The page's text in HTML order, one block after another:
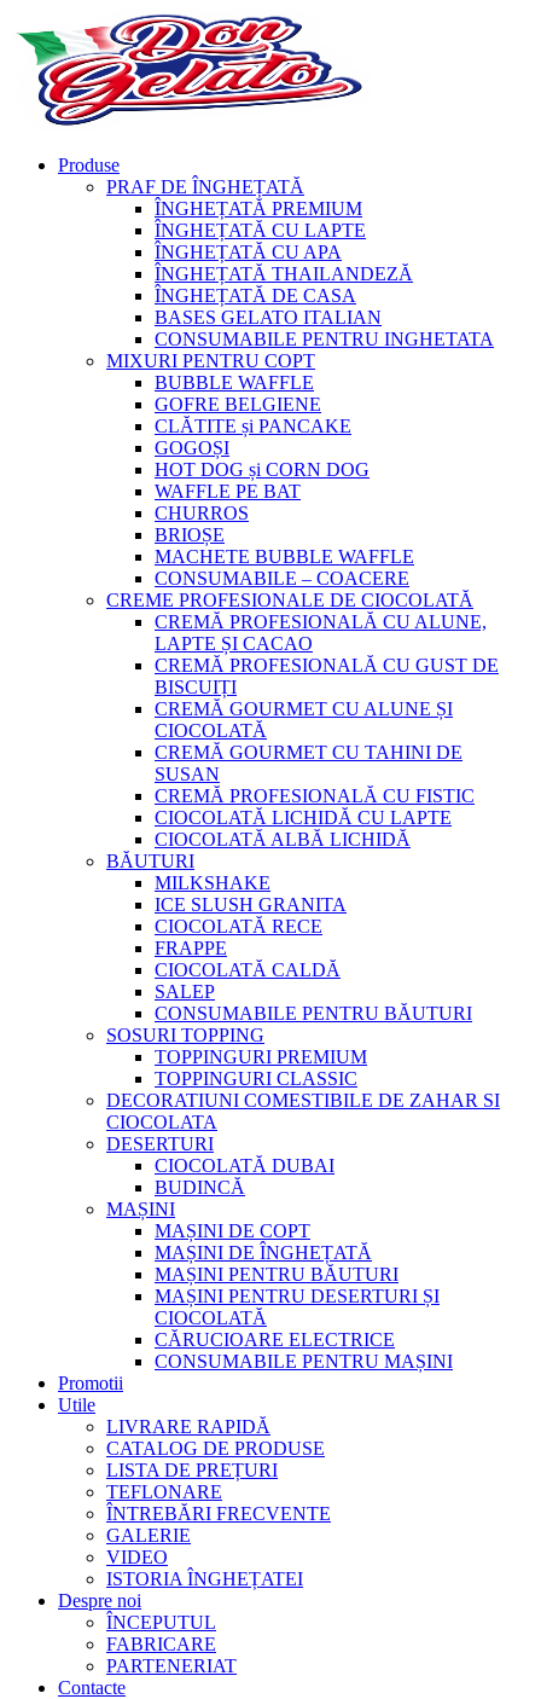
Produse
PRAF DE ÎNGHEȚATĂ
ÎNGHEȚATĂ PREMIUM
ÎNGHEȚATĂ CU LAPTE
ÎNGHEȚATĂ CU APA
ÎNGHEȚATĂ THAILANDEZĂ
ÎNGHEȚATĂ DE CASA
BASES GELATO ITALIAN
CONSUMABILE PENTRU INGHETATA
MIXURI PENTRU COPT
BUBBLE WAFFLE
GOFRE BELGIENE
CLĂTITE și PANCAKE
GOGOȘI
HOT DOG și CORN DOG
WAFFLE PE BAT
CHURROS
BRIOȘE
MACHETE BUBBLE WAFFLE
CONSUMABILE – COACERE
CREME PROFESIONALE DE CIOCOLATĂ
CREMĂ PROFESIONALĂ CU ALUNE,
LAPTE ȘI CACAO
CREMĂ PROFESIONALĂ CU GUST DE
BISCUIȚI
CREMĂ GOURMET CU ALUNE ȘI
CIOCOLATĂ
CREMĂ GOURMET CU TAHINI DE
SUSAN
CREMĂ PROFESIONALĂ CU FISTIC
CIOCOLATĂ LICHIDĂ CU LAPTE
CIOCOLATĂ ALBĂ LICHIDĂ
BĂUTURI
MILKSHAKE
ICE SLUSH GRANITA
CIOCOLATĂ RECE
FRAPPE
CIOCOLATĂ CALDĂ
SALEP
CONSUMABILE PENTRU BĂUTURI
SOSURI TOPPING
TOPPINGURI PREMIUM
TOPPINGURI CLASSIC
DECORATIUNI COMESTIBILE DE ZAHAR SI
CIOCOLATA
DESERTURI
CIOCOLATĂ DUBAI
BUDINCĂ
MAȘINI
MAȘINI DE COPT
MAȘINI DE ÎNGHEȚATĂ
MAȘINI PENTRU BĂUTURI
MAȘINI PENTRU DESERTURI ȘI
CIOCOLATĂ
CĂRUCIOARE ELECTRICE
CONSUMABILE PENTRU MAȘINI
Promotii
Utile
LIVRARE RAPIDĂ
CATALOG DE PRODUSE
LISTA DE PREȚURI
TEFLONARE
ÎNTREBĂRI FRECVENTE
GALERIE
VIDEO
ISTORIA ÎNGHEȚATEI
Despre noi
ÎNCEPUTUL
FABRICARE
PARTENERIAT
Contacte